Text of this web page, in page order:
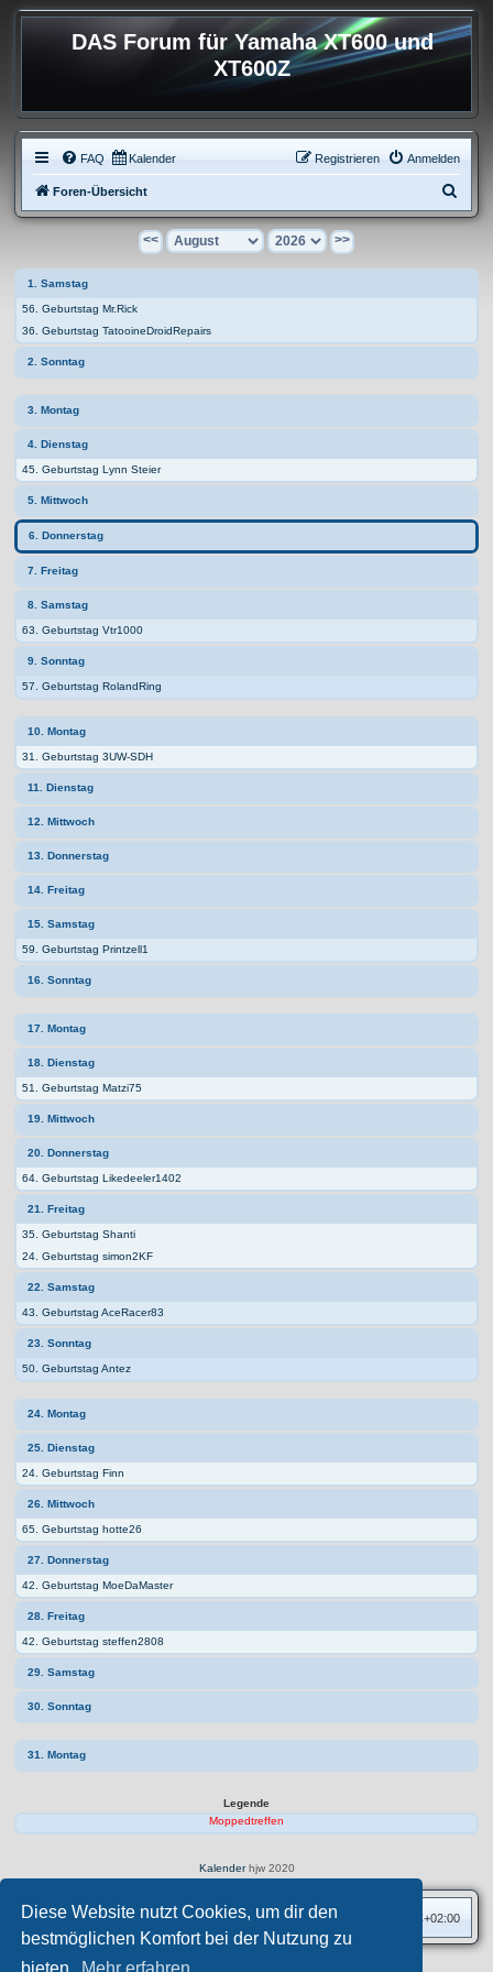
Diese Website nutzt Cookies, um dir den
bestmöglichen Komfort bei der Nutzung zu
DAS Forum für Yamaha XT600 und
XT600Z
FAQ Kalender Anmelden
Registrieren
Foren-Übersicht
u
h
<< >>
1. Samstag
56. Geburtstag Mr.Rick
36. Geburtstag TatooineDroidRepairs
2. Sonntag
3. Montag
4. Dienstag
45. Geburtstag Lynn Steier
5. Mittwoch
6. Donnerstag
7. Freitag
8. Samstag
63. Geburtstag Vtr1000
9. Sonntag
57. Geburtstag RolandRing
10. Montag
31. Geburtstag 3UW-SDH
11. Dienstag
12. Mittwoch
13. Donnerstag
14. Freitag
15. Samstag
59. Geburtstag Printzell1
16. Sonntag
17. Montag
18. Dienstag
51. Geburtstag Matzi75
19. Mittwoch
20. Donnerstag
64. Geburtstag Likedeeler1402
21. Freitag
35. Geburtstag Shanti
24. Geburtstag simon2KF
22. Samstag
43. Geburtstag AceRacer83
23. Sonntag
50. Geburtstag Antez
24. Montag
25. Dienstag
24. Geburtstag Finn
26. Mittwoch
65. Geburtstag hotte26
27. Donnerstag
42. Geburtstag MoeDaMaster
28. Freitag
42. Geburtstag steffen2808
29. Samstag
30. Sonntag
31. Montag
Legende
Moppedtreffen
Kalenderhjw 2020
Foren-Übersicht Alle Zeiten sind UTC+02:00